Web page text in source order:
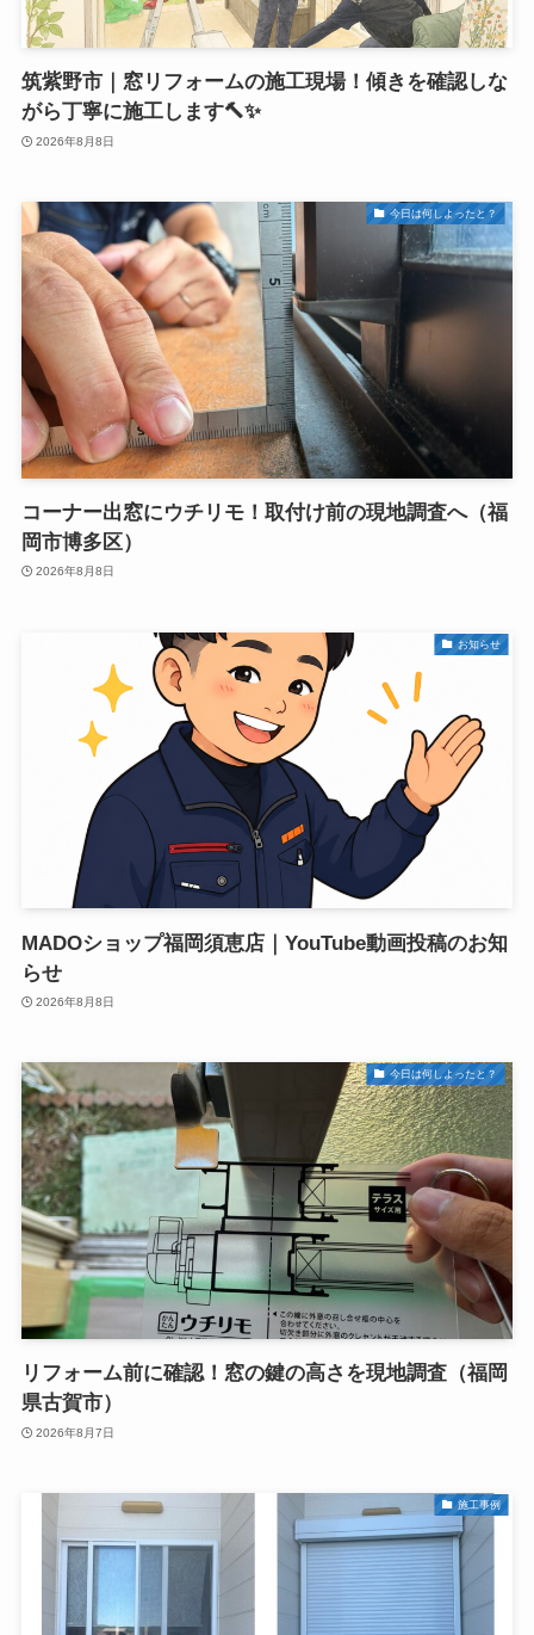
筑紫野市｜窓リフォームの施工現場！傾きを確認しな
がら丁寧に施工します🔨✨
2026年8月8日
今日は何しよったと？
コーナー出窓にウチリモ！取付け前の現地調査へ（福
岡市博多区）
2026年8月8日
お知らせ
MADOショップ福岡須恵店｜YouTube動画投稿のお知
らせ
2026年8月8日
今日は何しよったと？
リフォーム前に確認！窓の鍵の高さを現地調査（福岡
県古賀市）
2026年8月7日
施工事例